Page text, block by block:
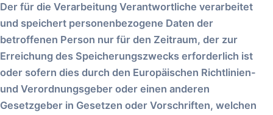
Der für die Verarbeitung Verantwortliche verarbeitet
und speichert personenbezogene Daten der
betroffenen Person nur für den Zeitraum, der zur
Erreichung des Speicherungszwecks erforderlich ist
oder sofern dies durch den Europäischen Richtlinien-
und Verordnungsgeber oder einen anderen
Gesetzgeber in Gesetzen oder Vorschriften, welchen